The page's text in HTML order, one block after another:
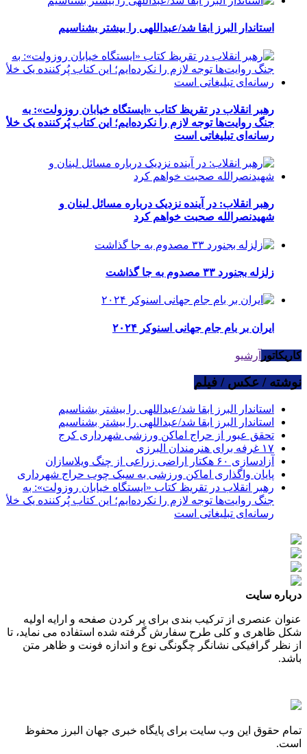
استاندار البرز ابقا شد/عبداللهی را بیشتر بشناسیم
رهبر انقلاب در تقریظ کتاب «ایستگاه خیابان روزولت»: به
جنگ روایت‌ها توجه لازم را نکرده‌ایم؛ این کتاب پُرکننده‌ یک خلأ
رسانه‌ای تبلیغاتی است
رهبر انقلاب: در آینده نزدیک درباره مسائل لبنان و
شهیدنصرالله صحبت خواهم کرد
زلزله بجنورد ۳۳ مصدوم به جا گذاشت
ایران بر بام جام جهانی اسنوکر ۲۰۲۴
کاریکاتور آرشیو
نوشته / عکس / فیلم
استاندار البرز ابقا شد/عبداللهی را بیشتر بشناسیم
استاندار البرز ابقا شد/عبداللهی را بیشتر بشناسیم
تحقق عبور از حراج اماکن ورزشی شهرداری کرج
۱۷ غرفه برای هنرمندان البرزی
آزادسازی ۶۰ هکتار اراضی زراعی از چنگ ویلاسازان
پایان واگذاری اماکن ورزشی به سبک چوب حراج شهرداری
رهبر انقلاب در تقریظ کتاب «ایستگاه خیابان روزولت»: به
جنگ روایت‌ها توجه لازم را نکرده‌ایم؛ این کتاب پُرکننده‌ یک خلأ
رسانه‌ای تبلیغاتی است
درباره سایت
عنوان عنصری از ترکیب بندی برای پر کردن صفحه و ارایه اولیه
شکل ظاهری و کلی طرح سفارش گرفته شده استفاده می نماید، تا
از نظر گرافیکی نشانگر چگونگی نوع و اندازه فونت و ظاهر متن
باشد.
تمام حقوق این وب سایت برای پایگاه خبری جهان البرز محفوظ
است.